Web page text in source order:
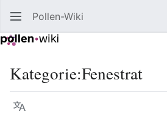
Pollen-Wiki
Kategorie:Fenestrat